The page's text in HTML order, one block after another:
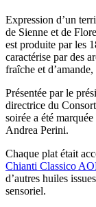
Expression d’un
de Sienne et de
est produite par les
caractérise par des
fraîche et
Présentée par le
directrice du
soirée a été
Andrea Perini.
Chaque plat était
Chianti Classico
d’autres huiles
sensoriel.